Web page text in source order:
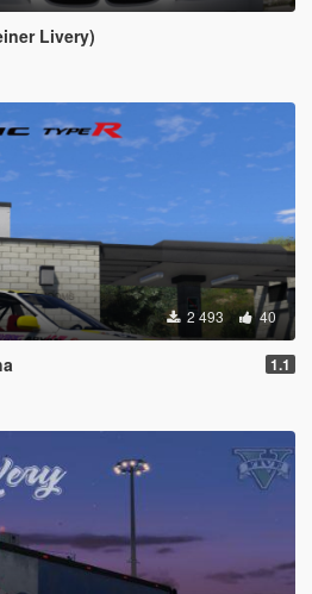
Livery)
2 493 40
1.1